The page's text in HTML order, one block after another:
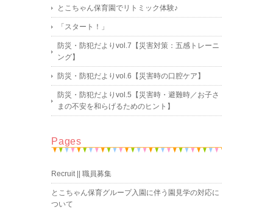
とこちゃん保育園でリトミック体験♪
「スタート！」
防災・防犯だよりvol.7【災害対策：五感トレーニ
ング】
防災・防犯だよりvol.6【災害時の口腔ケア】
防災・防犯だよりvol.5【災害時・避難時／お子さ
まの不安を和らげるためのヒント】
Pages
Recruit || 職員募集
とこちゃん保育グループ入園に伴う園見学の対応に
ついて